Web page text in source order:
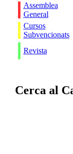
Assemblea
General
Cursos
Subvencionats
Revista
Cerca al